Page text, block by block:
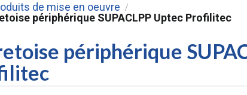
de mise en oeuvre /
périphérique SUPACLPP Uptec Profilitec
périphérique